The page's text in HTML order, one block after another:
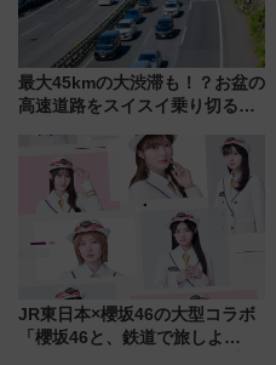
最大45kmの大渋滞も！？お盆の
高速道路をスイスイ乗り切る快
JR東日本×櫻坂46の大型コラボ
「櫻坂46と、鉄道で旅しよ